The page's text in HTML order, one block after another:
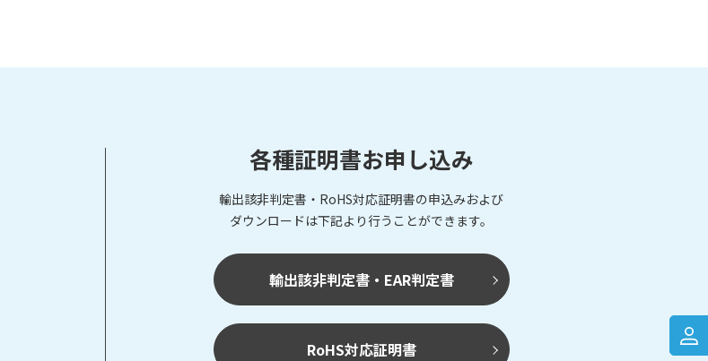
各種証明書お申し込み
輸出該非判定書・RoHS対応証明書の申込みおよび
ダウンロードは下記より行うことができます。
輸出該非判定書・EAR判定書
RoHS対応証明書